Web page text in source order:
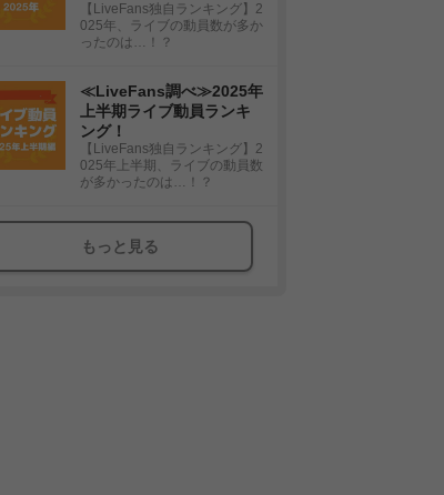
【LiveFans独自ランキング】2
025年、ライブの動員数が多か
ったのは…！？
≪LiveFans調べ≫2025年
上半期ライブ動員ランキ
ング！
【LiveFans独自ランキング】2
025年上半期、ライブの動員数
が多かったのは…！？
もっと見る